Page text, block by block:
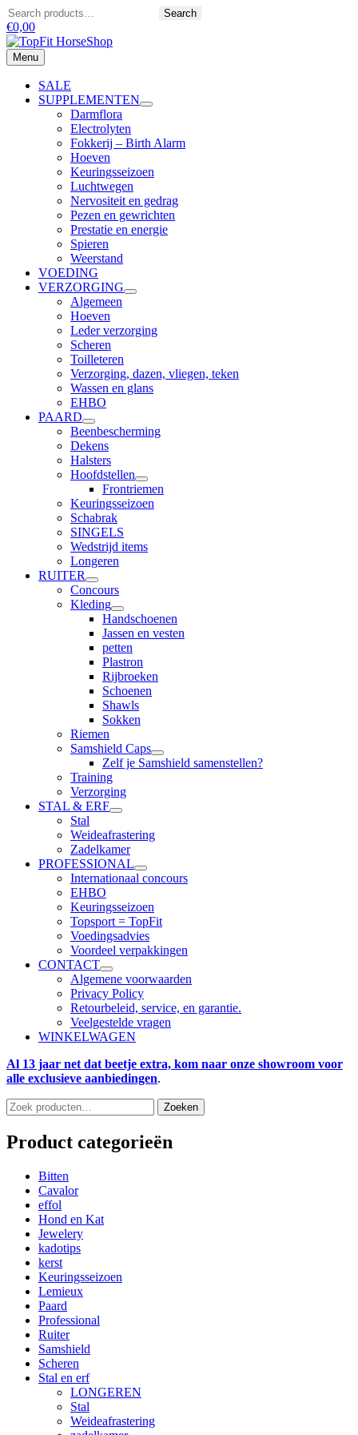
Ga
naar
de
inhoud
Zoeken Search
€0,00
Menu
Menu
SALE
SUPPLEMENTEN
Darmflora
Electrolyten
Fokkerij – Birth Alarm
Hoeven
Keuringsseizoen
Luchtwegen
Nervositeit en gedrag
Pezen en gewrichten
Prestatie en energie
Spieren
Weerstand
VOEDING
VERZORGING
Algemeen
Hoeven
Leder verzorging
Scheren
Toilleteren
Verzorging, dazen, vliegen, teken
Wassen en glans
EHBO
PAARD
Beenbescherming
Dekens
Halsters
Hoofdstellen
Frontriemen
Keuringsseizoen
Schabrak
SINGELS
Wedstrijd items
Longeren
RUITER
Concours
Kleding
Handschoenen
Jassen en vesten
petten
Plastron
Rijbroeken
Schoenen
Shawls
Sokken
Riemen
Samshield Caps
Zelf je Samshield samenstellen?
Training
Verzorging
STAL & ERF
Stal
Weideafrastering
Zadelkamer
PROFESSIONAL
Internationaal concours
EHBO
Keuringsseizoen
Topsport = TopFit
Voedingsadvies
Voordeel verpakkingen
CONTACT
Algemene voorwaarden
Privacy Policy
Retourbeleid, service, en garantie.
Veelgestelde vragen
WINKELWAGEN
Al 13 jaar net dat beetje extra, kom naar onze showroom voor
alle exclusieve aanbiedingen.
Zoeken
naar:
Zoeken
Product categorieën
Bitten
Cavalor
effol
Hond en Kat
Jewelery
kadotips
kerst
Keuringsseizoen
Lemieux
Paard
Professional
Ruiter
Samshield
Scheren
Stal en erf
LONGEREN
Stal
Weideafrastering